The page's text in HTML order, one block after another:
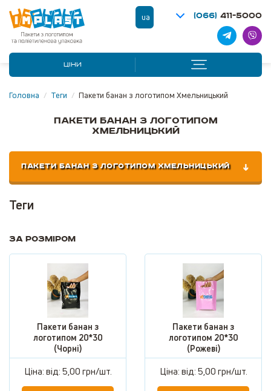
ua (066) 411-5000
ЦІНИ
Головна / Теги / Пакети банан з логотипом Хмельницький
Пакети банан з логотипом
Хмельницький
ПАКЕТИ БАНАН З ЛОГОТИПОМ ХМЕЛЬНИЦЬКИЙ
Теги
За розміром
Пакети банан з
логотипом 20*30
(Чорні)
Ціна: від:5,00 грн/шт.
Пакети банан з
логотипом 20*30
(Рожеві)
Ціна: від:5,00 грн/шт.